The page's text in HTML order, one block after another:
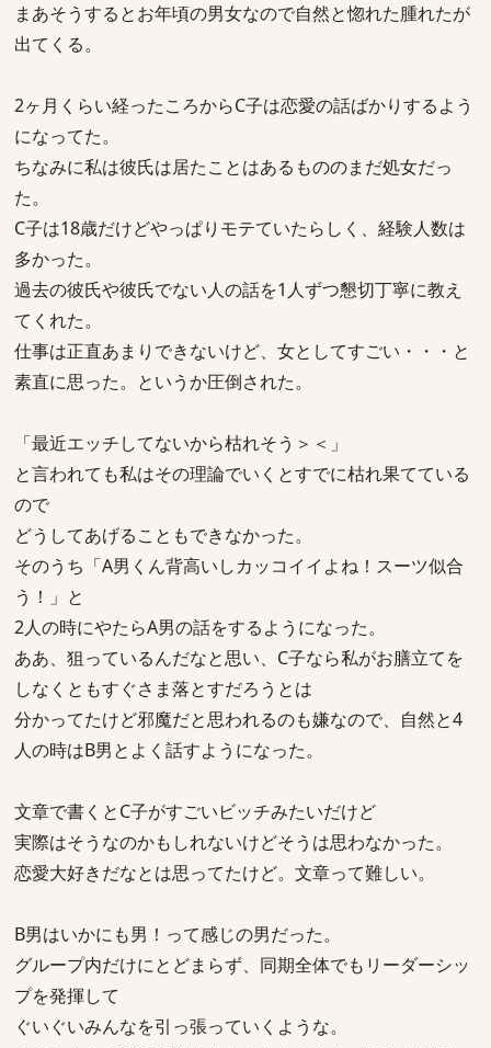
まあそうするとお年頃の男女なので自然と惚れた腫れたが
出てくる。
2ヶ月くらい経ったころからC子は恋愛の話ばかりするよう
になってた。
ちなみに私は彼氏は居たことはあるもののまだ処女だっ
た。
C子は18歳だけどやっぱりモテていたらしく、経験人数は
多かった。
過去の彼氏や彼氏でない人の話を1人ずつ懇切丁寧に教え
てくれた。
仕事は正直あまりできないけど、女としてすごい・・・と
素直に思った。というか圧倒された。
「最近エッチしてないから枯れそう＞＜」
と言われても私はその理論でいくとすでに枯れ果てている
ので
どうしてあげることもできなかった。
そのうち「A男くん背高いしカッコイイよね！スーツ似合
う！」と
2人の時にやたらA男の話をするようになった。
ああ、狙っているんだなと思い、C子なら私がお膳立てを
しなくともすぐさま落とすだろうとは
分かってたけど邪魔だと思われるのも嫌なので、自然と4
人の時はB男とよく話すようになった。
文章で書くとC子がすごいビッチみたいだけど
実際はそうなのかもしれないけどそうは思わなかった。
恋愛大好きだなとは思ってたけど。文章って難しい。
B男はいかにも男！って感じの男だった。
グループ内だけにとどまらず、同期全体でもリーダーシッ
プを発揮して
ぐいぐいみんなを引っ張っていくような。